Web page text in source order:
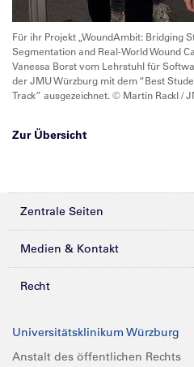
Für ihr Projekt „WoundAmbit: Bridging
Segmentation and Real-World Wound
Vanessa Borst vom Lehrstuhl für
der JMU Würzburg mit dem “Best
Track” ausgezeichnet. © Martin Rackl /
Zur Übersicht
Zentrale Seiten
Kliniken & Zentren
Forschung
Medien & Kontakt
Presse
Recht
Compliance
Universitätsklinikum Würzburg
Anstalt des öffentlichen Rechts